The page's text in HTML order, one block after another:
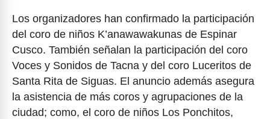
Los organizadores han confirmado la participación
del coro de niños K’anawawakunas de Espinar
Cusco. También señalan la participación del coro
Voces y Sonidos de Tacna y del coro Luceritos de
Santa Rita de Siguas. El anuncio además asegura
la asistencia de más coros y agrupaciones de la
ciudad; como, el coro de niños Los Ponchitos,